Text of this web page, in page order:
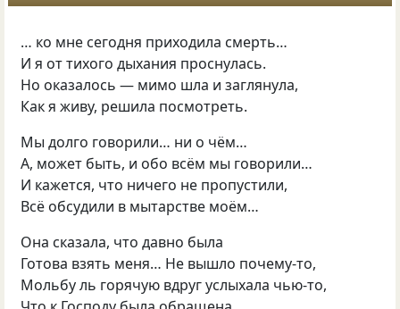
… ко мне сегодня приходила смерть…
И я от тихого дыхания проснулась.
Но оказалось — мимо шла и заглянула,
Как я живу, решила посмотреть.
Мы долго говорили… ни о чём…
А, может быть, и обо всём мы говорили…
И кажется, что ничего не пропустили,
Всё обсудили в мытарстве моём…
Она сказала, что давно была
Готова взять меня… Не вышло почему-то,
Мольбу ль горячую вдруг услыхала чью-то,